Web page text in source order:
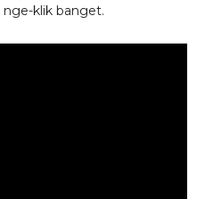
nge-klik banget.